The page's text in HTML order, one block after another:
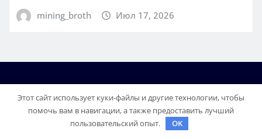
mining_broth Июл 17, 2026
Этот сайт использует куки-файлы и другие технологии, чтобы
помочь вам в навигации, а также предоставить лучший
пользовательский опыт.
OK